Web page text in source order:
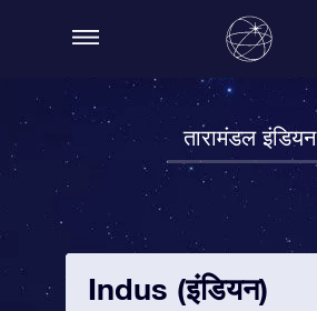
तारामंडल इंडियन
Indus (इंडियन)